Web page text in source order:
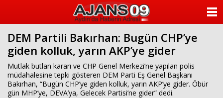
DEM Partili Bakırhan: Bugün CHP’ye
giden kolluk, yarın AKP’ye gider
Mutlak butlan kararı ve CHP Genel Merkezi’ne yapılan polis
müdahalesine tepki gösteren DEM Parti Eş Genel Başkanı
Bakırhan, “Bugün CHP’ye giden kolluk, yarın AKP’ye gider. Öbür
gün MHP’ye, DEVA’ya, Gelecek Partisi’ne gider” dedi.
KATEGORİLER
ANKETLER